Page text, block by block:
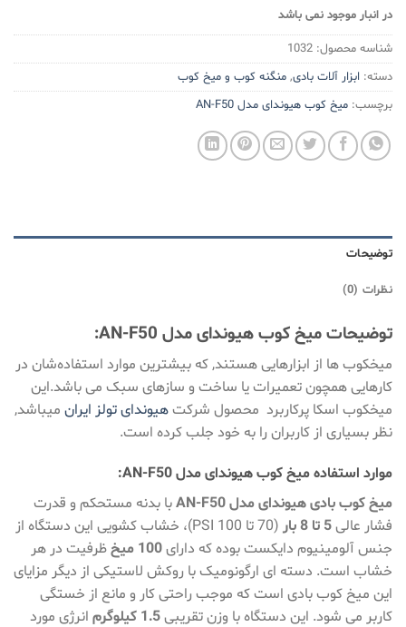
در انبار موجود نمی باشد
شناسه محصول: 1032
دسته: ابزار آلات بادی, منگنه کوب و میخ کوب
برچسب: میخ کوب هیوندای مدل AN-F50
توضیحات
نظرات (0)
توضیحات میخ کوب هیوندای مدل AN-F50 :
میخکوب ها از ابزارهایی هستند, که بیشترین موارد استفاده‌شان در
کارهایی همچون تعمیرات یا ساخت و سازهای سبک می باشد.این
میخکوب اسکا پرکاربرد محصول شرکتهیوندای تولز ایران میباشد,
نظر بسیاری از کاربران را به خود جلب کرده است.
موارد استفاده میخ کوب هیوندای مدل AN-F50:
میخ کوب بادی هیوندای مدل AN-F50
با بدنه مستحکم و قدرت
فشار عالی
(70 تا 100 PSI)، خشاب کشویی این دستگاه از
جنس آلومینیوم دایکست بوده که دارای
ظرفیت در هر
خشاب است. دسته ای ارگونومیک با روکش لاستیکی از دیگر مزایای
این میخ کوب بادی است که موجب راحتی کار و مانع از خستگی
کاربر می شود. این دستگاه با وزن تقریبی1.5 کیلوگرم
انرژی مورد